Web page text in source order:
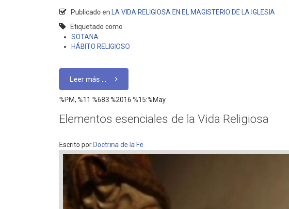
Publicado en
LA VIDA RELIGIOSA EN EL MAGISTERIO DE LA IGLESIA
Etiquetado como
SOTANA
HÁBITO RELIGIOSO
Leer más ...
%PM, %11 %683 %2016 %15:%May
Elementos esenciales de la Vida Religiosa
Escrito por Doctrina de la Fe